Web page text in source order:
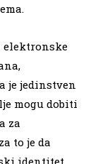
elektronske
je jedinstven
mogu dobiti
za
to je da
identitet